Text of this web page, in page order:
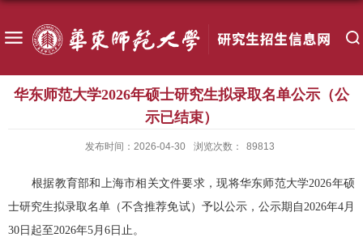
华东师范大学2026年硕士研究生拟录取名单公示（公
示已结束）
发布时间：2026-04-30 浏览次数： 89813
根据教育部和上海市相关文件要求，现将华东师范大学2026年硕
士研究生拟录取名单（不含推荐免试）予以公示，公示期自2026年4月
30日起至2026年5月6日止。